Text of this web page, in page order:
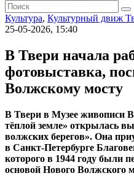
Культура, Культурный движ
25-05-2026, 15:40
В Твери начала
фотовыставка,
Волжскому мосту
В Твери в Музее живописи
тёплой земле» открылась
волжских берегов». Она
в Санкт-Петербурге
которого в 1944 году были
основой Нового Волжского